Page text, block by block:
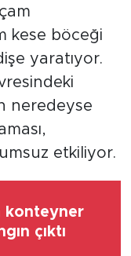
kese böceği
yaratıyor.
neredeyse
etkiliyor.
konteyner
çıktı